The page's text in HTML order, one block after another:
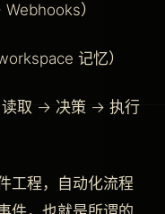
）
记忆）
读取 → 决策 → 执行
工程，自动化流程